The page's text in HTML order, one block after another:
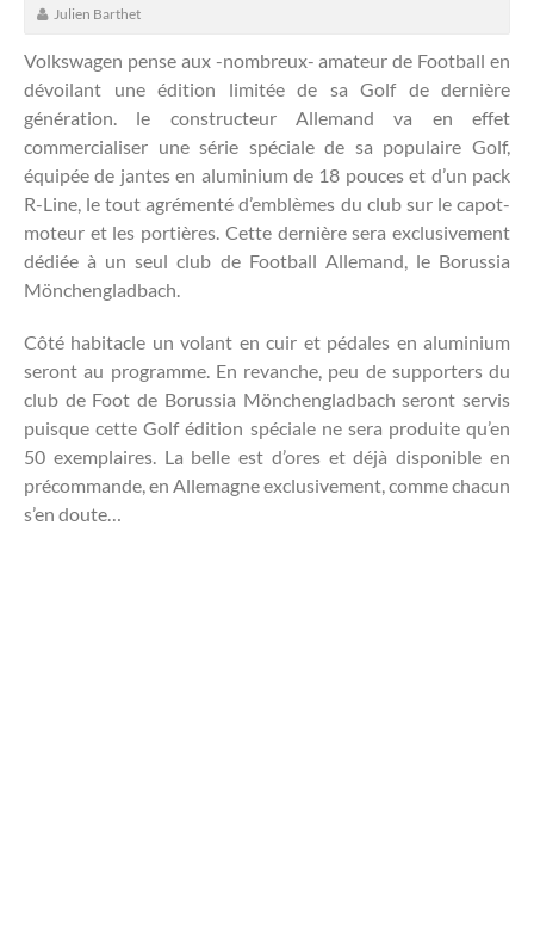
Julien Barthet
Volkswagen pense aux -nombreux- amateur de Football en
dévoilant une édition limitée de sa Golf de dernière
génération. le constructeur Allemand va en effet
commercialiser une série spéciale de sa populaire Golf,
équipée de jantes en aluminium de 18 pouces et d’un pack
R-Line, le tout agrémenté d’emblèmes du club sur le capot-
moteur et les portières. Cette dernière sera exclusivement
dédiée à un seul club de Football Allemand, le Borussia
Mönchengladbach.
Côté habitacle un volant en cuir et pédales en aluminium
seront au programme. En revanche, peu de supporters du
club de Foot de Borussia Mönchengladbach seront servis
puisque cette Golf édition spéciale ne sera produite qu’en
50 exemplaires. La belle est d’ores et déjà disponible en
précommande, en Allemagne exclusivement, comme chacun
s’en doute…